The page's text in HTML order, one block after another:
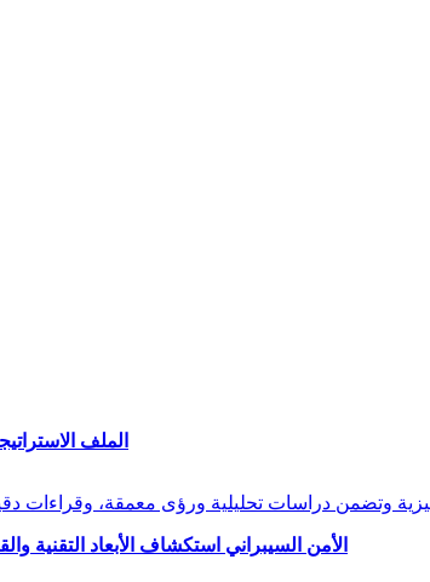
الملف
الأمن السيبراني استكشاف الأبعاد التقنية